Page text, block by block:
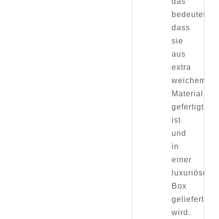
bedeutet,
dass
sie
aus
extra
weichem
Material
gefertigt
ist
und
in
einer
luxuriösen
Box
geliefert
wird.